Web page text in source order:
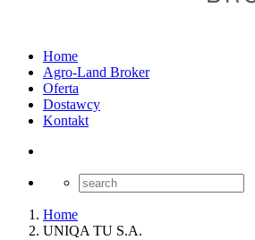
Home
Agro-Land Broker
Oferta
Dostawcy
Kontakt
Home
UNIQA TU S.A.